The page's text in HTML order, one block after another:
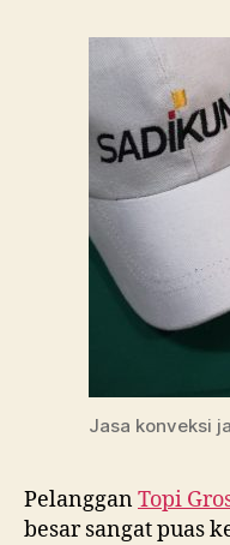
Jasa konveksi
PelangganTopi
besar sangat puas